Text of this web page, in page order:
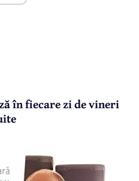
în fiecare zi de vineri